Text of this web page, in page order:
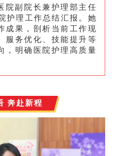
院副院长兼护理部主任
护理工作总结汇报。她
成果，剖析当前工作现
服务优化、技能提升等
，明确医院护理高质量
奔赴新程